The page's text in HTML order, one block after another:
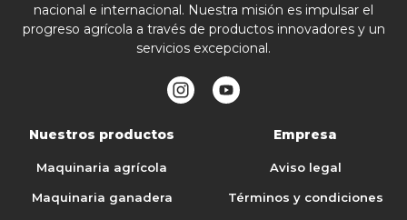
nacional e internacional. Nuestra misión es impulsar el
progreso agrícola a través de productos innovadores y un
servicios excepcional.
Nuestros productos
Maquinaria agrícola
Maquinaria ganadera
Empresa
Aviso legal
Términos y condiciones